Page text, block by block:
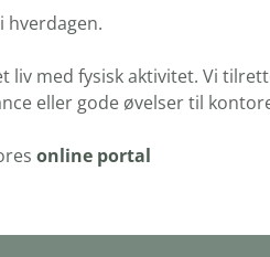
hverdagen.
liv med fysisk aktivitet. Vi
eller gode øvelser til
online portal